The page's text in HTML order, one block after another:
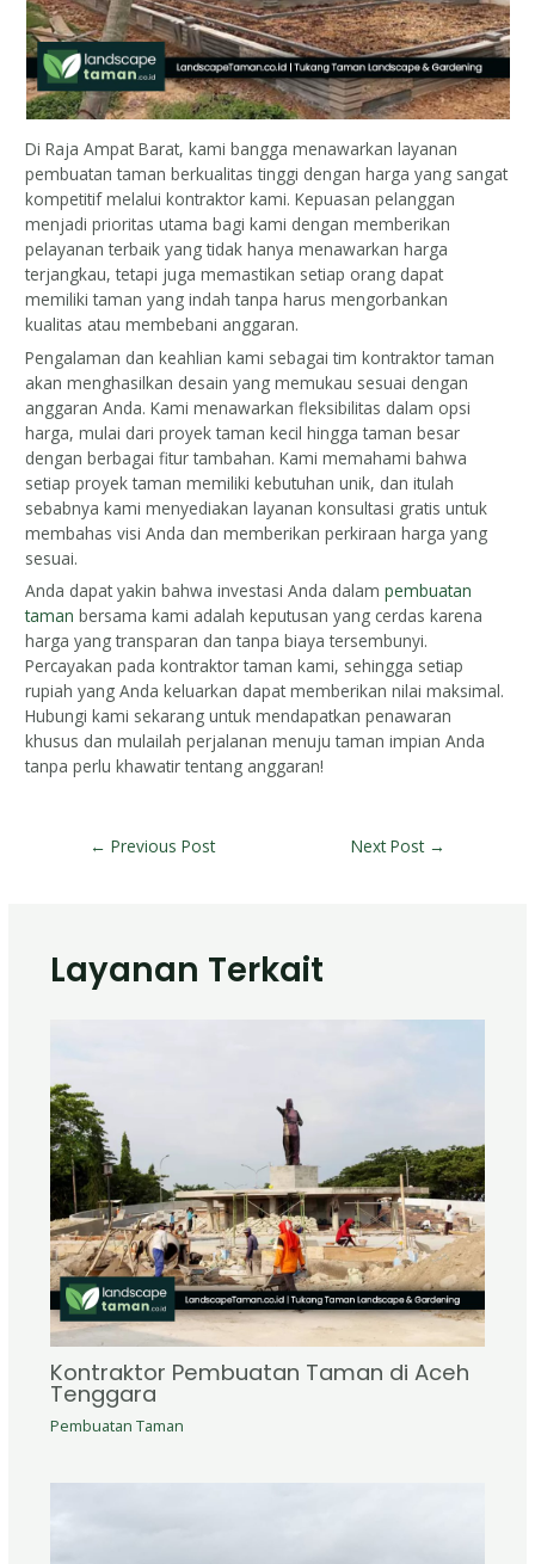
Di Raja Ampat Barat, kami bangga menawarkan layanan
pembuatan taman berkualitas tinggi dengan harga yang sangat
kompetitif melalui kontraktor kami. Kepuasan pelanggan
menjadi prioritas utama bagi kami dengan memberikan
pelayanan terbaik yang tidak hanya menawarkan harga
terjangkau, tetapi juga memastikan setiap orang dapat
memiliki taman yang indah tanpa harus mengorbankan
kualitas atau membebani anggaran.
Pengalaman dan keahlian kami sebagai tim kontraktor taman
akan menghasilkan desain yang memukau sesuai dengan
anggaran Anda. Kami menawarkan fleksibilitas dalam opsi
harga, mulai dari proyek taman kecil hingga taman besar
dengan berbagai fitur tambahan. Kami memahami bahwa
setiap proyek taman memiliki kebutuhan unik, dan itulah
sebabnya kami menyediakan layanan konsultasi gratis untuk
membahas visi Anda dan memberikan perkiraan harga yang
sesuai.
Anda dapat yakin bahwa investasi Anda dalampembuatan
taman bersama kami adalah keputusan yang cerdas karena
harga yang transparan dan tanpa biaya tersembunyi.
Percayakan pada kontraktor taman kami, sehingga setiap
rupiah yang Anda keluarkan dapat memberikan nilai maksimal.
Hubungi kami sekarang untuk mendapatkan penawaran
khusus dan mulailah perjalanan menuju taman impian Anda
tanpa perlu khawatir tentang anggaran!
← Previous Post Next Post →
Layanan Terkait
Kontraktor Pembuatan Taman di Aceh
Tenggara
Pembuatan Taman